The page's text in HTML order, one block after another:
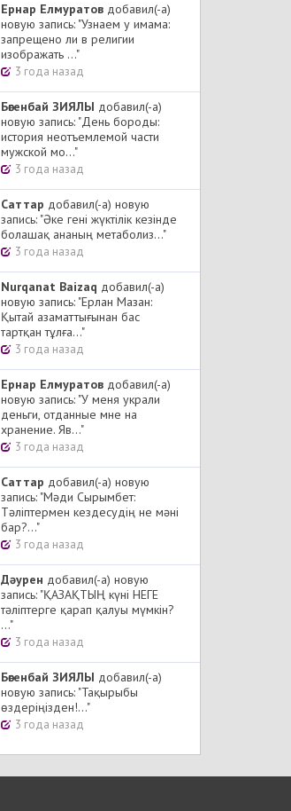
Ернар Елмуратов добавил(-а)
новую запись: "Узнаем у имама:
запрещено ли в религии
изображать ..."
3 года назад
Бөгенбай ЗИЯЛЫ добавил(-а)
новую запись: "День бороды:
история неотъемлемой части
мужской мо..."
3 года назад
Cаттар добавил(-а) новую
запись: "Әке гені жүктілік кезінде
болашақ ананың метаболиз..."
3 года назад
Nurqanat Baizaq добавил(-а)
новую запись: "Ерлан Мазан:
Қытай азаматтығынан бас
тартқан тұлға..."
3 года назад
Ернар Елмуратов добавил(-а)
новую запись: "У меня украли
деньги, отданные мне на
хранение. Яв..."
3 года назад
Cаттар добавил(-а) новую
запись: "Мәди Сырымбет:
Тәліптермен кездесудің не мәні
бар?..."
3 года назад
Дәурен добавил(-а) новую
запись: "ҚАЗАҚТЫҢ күні НЕГЕ
тәліптерге қарап қалуы мүмкін?
..."
3 года назад
Бөгенбай ЗИЯЛЫ добавил(-а)
новую запись: "Тақырыбы
өздеріңізден!..."
3 года назад